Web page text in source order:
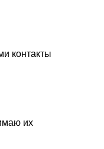
контакты
их